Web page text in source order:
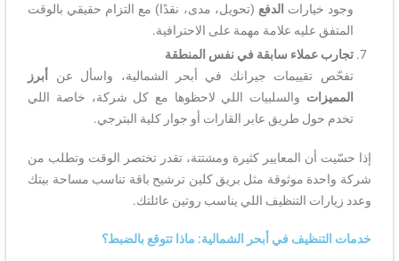
وجود خيارات الدفع (تحويل، مدى، نقدًا) مع التزام حقيقي بالوقت
المتفق عليه علامة مهمة على الاحترافية.
تجارب عملاء سابقة في نفس المنطقة
تفحّص تقييمات جيرانك في أبحر الشمالية، واسأل عن أبرز
المميزات والسلبيات اللي لاحظوها مع كل شركة، خاصة اللي
تخدم حول طريق عابر القارات أو جوار كلية البترجي.
إذا حسّيت أن المعايير كثيرة ومشتتة، تقدر تختصر الوقت وتطلب من
شركة واحدة موثوقة مثل بريق كلين ترشيح باقة تناسب مساحة بيتك
وعدد زيارات التنظيف اللي يناسب روتين عائلتك.
خدمات التنظيف في أبحر الشمالية: ماذا تتوقع بالضبط؟